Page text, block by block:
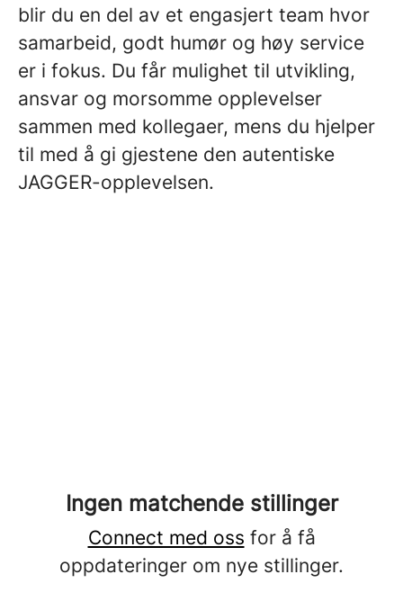
blir du en del av et engasjert team hvor
samarbeid, godt humør og høy service
er i fokus. Du får mulighet til utvikling,
ansvar og morsomme opplevelser
sammen med kollegaer, mens du hjelper
til med å gi gjestene den autentiske
JAGGER-opplevelsen.
Ingen matchende stillinger
Connect med oss for å få
oppdateringer om nye stillinger.